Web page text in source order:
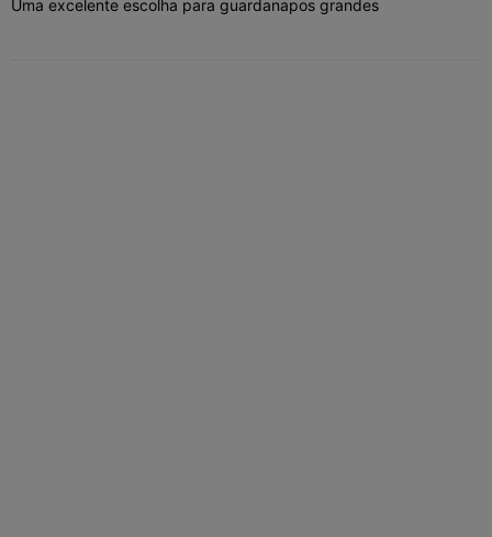
Uma excelente escolha para guardanapos grandes